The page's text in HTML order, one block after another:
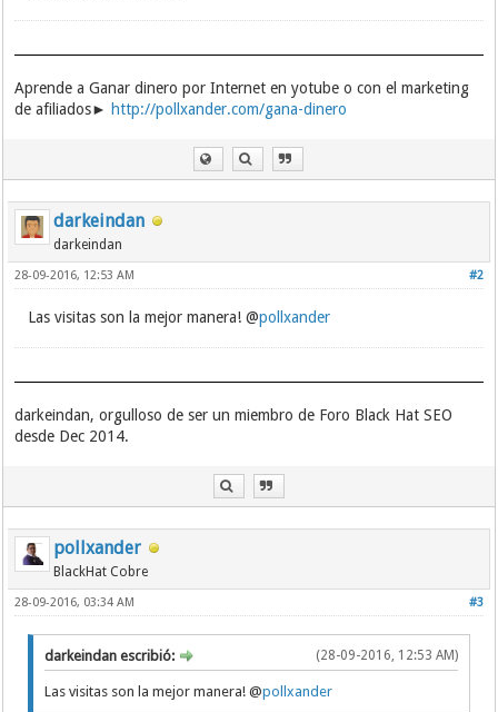
Aprende a Ganar dinero por Internet en yotube o con el marketing
de afiliados► http://pollxander.com/gana-dinero
darkeindan
darkeindan
#2
28-09-2016, 12:53 AM
Las visitas son la mejor manera! @pollxander
darkeindan, orgulloso de ser un miembro de Foro Black Hat SEO
desde Dec 2014.
pollxander
BlackHat Cobre
#3
28-09-2016, 03:34 AM
(28-09-2016, 12:53 AM)
darkeindan escribió:
Las visitas son la mejor manera! @pollxander